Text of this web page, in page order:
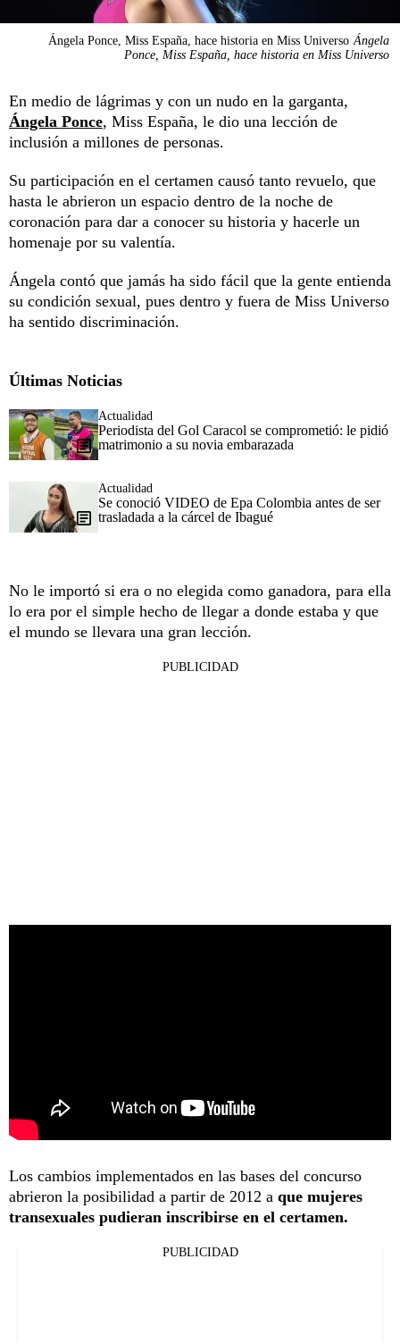
Ángela Ponce, Miss España, hace historia en Miss Universo Ángela
Ponce, Miss España, hace historia en Miss Universo
En medio de lágrimas y con un nudo en la garganta,
Ángela Ponce, Miss España, le dio una lección de
inclusión a millones de personas.
Su participación en el certamen causó tanto revuelo, que
hasta le abrieron un espacio dentro de la noche de
coronación para dar a conocer su historia y hacerle un
homenaje por su valentía.
Ángela contó que jamás ha sido fácil que la gente entienda
su condición sexual, pues dentro y fuera de Miss Universo
ha sentido discriminación.
Últimas Noticias
Actualidad
Periodista del Gol Caracol se comprometió: le pidió
matrimonio a su novia embarazada
Actualidad
Se conoció VIDEO de Epa Colombia antes de ser
trasladada a la cárcel de Ibagué
No le importó si era o no elegida como ganadora, para ella
lo era por el simple hecho de llegar a donde estaba y que
el mundo se llevara una gran lección.
PUBLICIDAD
Los cambios implementados en las bases del concurso
abrieron la posibilidad a partir de 2012 a que mujeres
transexuales pudieran inscribirse en el certamen.
PUBLICIDAD